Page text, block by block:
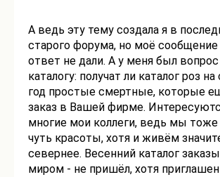
А ведь эту тему создала я в
старого форума, но моё сообщение
ответ не дали. А у меня был
каталогу: получат ли каталог роз
год простые смертные, которые
заказ в Вашей фирме.
многие мои коллеги, ведь мы тоже
чуть красоты, хотя и живём
севернее. Весенний каталог
миром - не пришёл, хотя